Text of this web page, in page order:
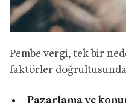
Pembe vergi, tek bir
faktörler doğrultusunda
Pazarlama ve